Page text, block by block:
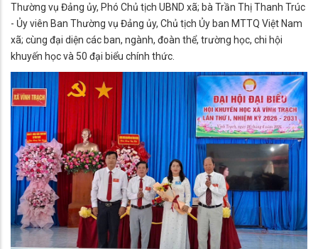
Thường vụ Đảng ủy, Phó Chủ tịch UBND xã; bà Trần Thị Thanh Trúc
- Ủy viên Ban Thường vụ Đảng ủy, Chủ tịch Ủy ban MTTQ Việt Nam
xã; cùng đại diện các ban, ngành, đoàn thể, trường học, chi hội
khuyến học và 50 đại biểu chính thức.